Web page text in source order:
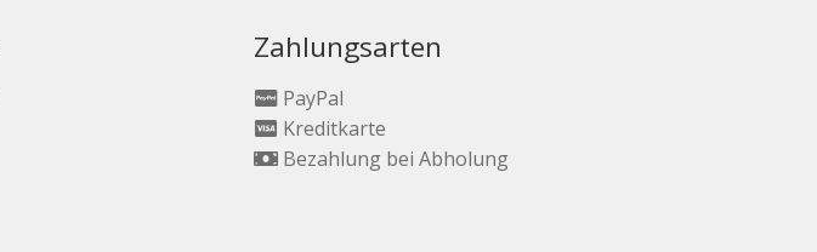
Zahlungsarten
PayPal
Kreditkarte
Bezahlung bei Abholung